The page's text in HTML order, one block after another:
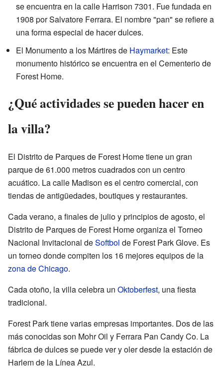
se encuentra en la calle Harrison 7301. Fue fundada en
1908 por Salvatore Ferrara. El nombre "pan" se refiere a
una forma especial de hacer dulces.
El Monumento a los Mártires de Haymarket: Este
monumento histórico se encuentra en el Cementerio de
Forest Home.
¿Qué actividades se pueden hacer en
la villa?
El Distrito de Parques de Forest Home tiene un gran
parque de 61.000 metros cuadrados con un centro
acuático. La calle Madison es el centro comercial, con
tiendas de antigüedades, boutiques y restaurantes.
Cada verano, a finales de julio y principios de agosto, el
Distrito de Parques de Forest Home organiza el Torneo
Nacional Invitacional deSoftbol de Forest Park Glove. Es
un torneo donde compiten los 16 mejores equipos de la
zona de Chicago.
Cada otoño, la villa celebra un Oktoberfest, una fiesta
tradicional.
Forest Park tiene varias empresas importantes. Dos de las
más conocidas son Mohr Oil y Ferrara Pan Candy Co. La
fábrica de dulces se puede ver y oler desde la estación de
Harlem de la Línea Azul.